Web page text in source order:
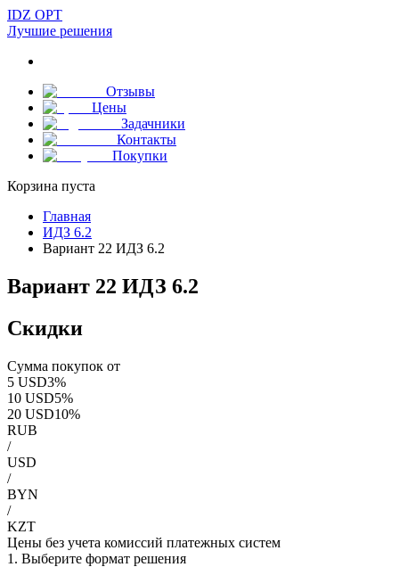
IDZ OPT
Лучшие решения
Отзывы
Цены
Задачники
Контакты
Покупки
Корзина пуста
Главная
ИДЗ 6.2
Вариант 22 ИДЗ 6.2
Вариант 22 ИДЗ 6.2
Скидки
Сумма покупок от
5 USD3%
10 USD5%
20 USD10%
RUB
/
USD
/
BYN
/
KZT
Цены без учета комиссий платежных систем
1. Выберите формат решения